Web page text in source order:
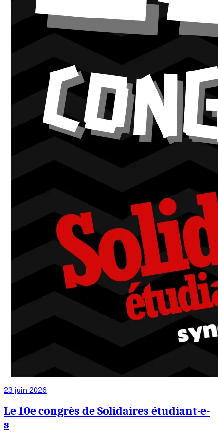
23 juin 2026
Le 10e congrès de Solidaires étudiant-e-
s